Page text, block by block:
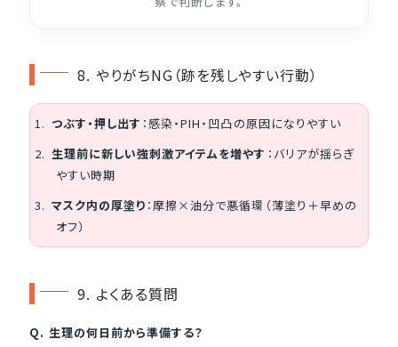
8. やりがちNG（跡を残しやすい行動）
つぶす・押し出す ：感染・PIH・凹凸の原因になりやすい
生理前に新しい強刺激アイテムを増やす ：バリアが揺らぎ
やすい時期
マスク内の厚塗り ：摩擦×油分で悪循環（薄塗り＋早めの
オフ）
9. よくある質問
Q. 生理の何日前から準備する？